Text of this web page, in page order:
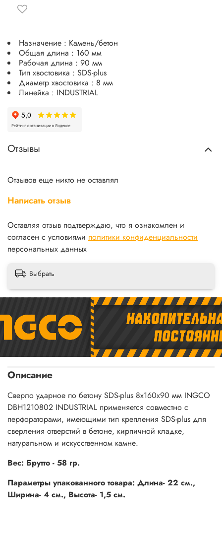
Назначение : Камень/бетон
Общая длина : 160 мм
Рабочая длина : 90 мм
Тип хвостовика : SDS-plus
Диаметр хвостовика : 8 мм
Линейка : INDUSTRIAL
Отзывы
Отзывов еще никто не оставлял
Написать отзыв
Оставляя отзыв подтверждаю, что я ознакомлен и
согласен с условиями политики конфиденциальности
персональных данных
Выбрать
Описание
Сверло ударное по бетону SDS-plus 8х160х90 мм INGCO
DBH1210802 INDUSTRIAL применяется совместно с
перфораторами, имеющими тип крепления SDS-plus для
сверления отверстий в бетоне, кирпичной кладке,
натуральном и искусственном камне.
Вес: Брутто - 58 гр.
Параметры упакованного товара: Длина- 22 см.,
Ширина- 4 см., Высота- 1,5 см.